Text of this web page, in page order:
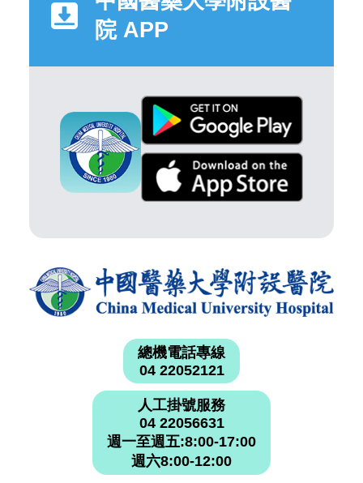
院 APP
總機電話專線
04 22052121
人工掛號服務
04 22056631
週一至週五:8:00-17:00
週六8:00-12:00